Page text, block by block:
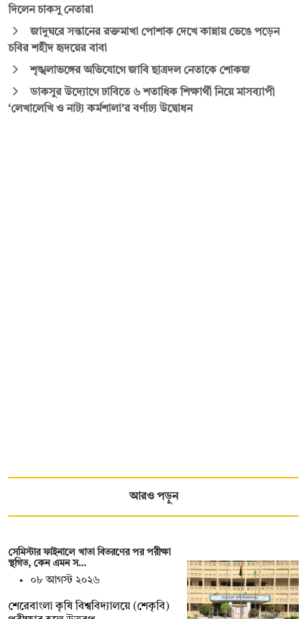
দিলেন চাকসু নেতারা
জাদুঘরে সন্তানের রক্তমাখা পোশাক দেখে কান্নায় ভেঙে পড়েন
চবির শহীদ হৃদয়ের বাবা
শৃঙ্খলাভঙ্গের অভিযোগে জাবি ছাত্রদল নেতাকে শোকজ
ডাকসুর উদ্যোগে ঢাবিতে ৬ শতাধিক শিক্ষার্থী নিয়ে মাসব্যাপী
‘লেখালেখি ও নাট্য কর্মশালা’র বর্ণাঢ্য উদ্বোধন
আরও পড়ুন
সেমিস্টার ফাইনালে খাতা বিতরণের পর পরীক্ষা
স্থগিত, কেন এমন স…
০৮ আগস্ট ২০২৬
শেরেবাংলা কৃষি বিশ্ববিদ্যালয়ে (শেকৃবি)